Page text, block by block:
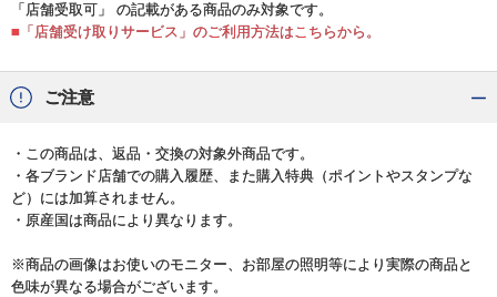
「店舗受取可」 の記載がある商品のみ対象です。
■「店舗受け取りサービス」のご利用方法はこちらから。
ご注意
・この商品は、返品・交換の対象外商品です。
・各ブランド店舗での購入履歴、また購入特典（ポイントやスタンプな
ど）には加算されません。
・原産国は商品により異なります。
※商品の画像はお使いのモニター、お部屋の照明等により実際の商品と
色味が異なる場合がございます。